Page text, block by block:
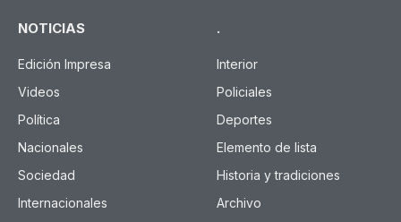
NOTICIAS
Edición Impresa
Videos
Política
Nacionales
Sociedad
Internacionales
.
Interior
Policiales
Deportes
Elemento de lista
Historia y tradiciones
Archivo